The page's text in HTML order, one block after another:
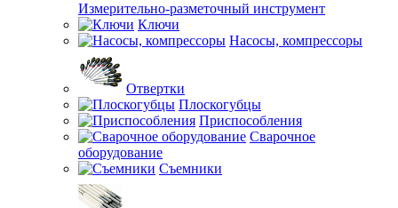
Измерительно-разметочный инструмент
Ключи
Насосы, компрессоры
Отвертки
Плоскогубцы
Приспособления
Сварочное
оборудование
Съемники